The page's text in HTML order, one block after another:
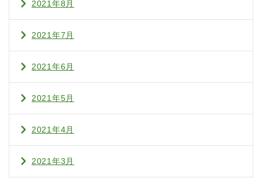
2021年8月
2021年7月
2021年6月
2021年5月
2021年4月
2021年3月